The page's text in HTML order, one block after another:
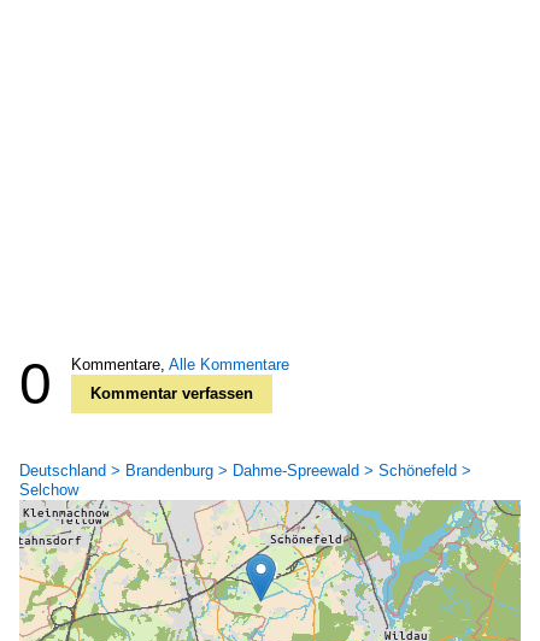
0 Kommentare, Alle Kommentare
Kommentar verfassen
Deutschland > Brandenburg > Dahme-Spreewald > Schönefeld >
Selchow